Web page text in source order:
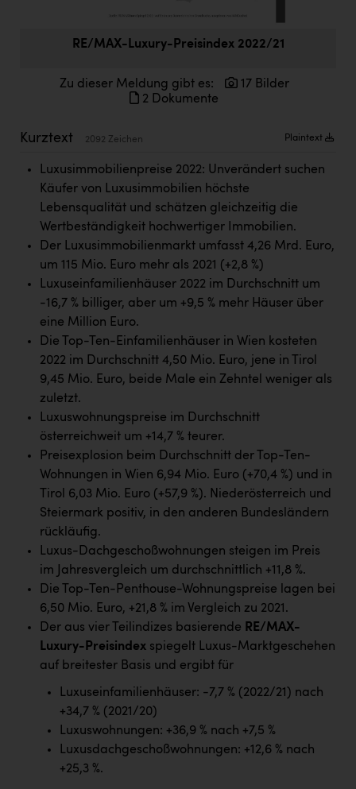
Fristads Austria
IFE Austria GmbH
Immotech
INTERSPAR
INTERSPORT Austria
Jesolo
Jane Goodall Institute Austria
Kärcher
Karin Liedl
KEBA
KIWI Kinderwunsch Institut Dr. Loimer
Kleider Bauer
Kremsmüller Anlagenbau GmbH
Maximarkt
Oldtimer Raststationen und Motorhotels
Österreichischer Kachelofenverband
Orlen
Passage Linz
PÜSPÖK
RE/MAX-Luxury-Preisindex 2022/21
Zu dieser Meldung gibt es:
17 Bilder
2 Dokumente
Kurztext 2092 Zeichen Plaintext
Luxusimmobilienpreise 2022: Unverändert suchen
Käufer von Luxusimmobilien höchste
Lebensqualität und schätzen gleichzeitig die
Wertbeständigkeit hochwertiger Immobilien.
Der Luxusimmobilienmarkt umfasst 4,26 Mrd. Euro,
um 115 Mio. Euro mehr als 2021 (+2,8 %)
Luxuseinfamilienhäuser 2022 im Durchschnitt um
-16,7 % billiger, aber um +9,5 % mehr Häuser über
eine Million Euro.
Die Top-Ten-Einfamilienhäuser in Wien kosteten
2022 im Durchschnitt 4,50 Mio. Euro, jene in Tirol
9,45 Mio. Euro, beide Male ein Zehntel weniger als
zuletzt.
Luxuswohnungspreise im Durchschnitt
österreichweit um +14,7 % teurer.
Preisexplosion beim Durchschnitt der Top-Ten-
Wohnungen in Wien 6,94 Mio. Euro (+70,4 %) und in
Tirol 6,03 Mio. Euro (+57,9 %). Niederösterreich und
Steiermark positiv, in den anderen Bundesländern
rückläufig.
Luxus-Dachgeschoßwohnungen steigen im Preis
im Jahresvergleich um durchschnittlich +11,8 %.
Die Top-Ten-Penthouse-Wohnungspreise lagen bei
6,50 Mio. Euro, +21,8 % im Vergleich zu 2021.
Der aus vier Teilindizes basierende RE/MAX-
Luxury-Preisindex spiegelt Luxus-Marktgeschehen
auf breitester Basis und ergibt für
Luxuseinfamilienhäuser: -7,7 % (2022/21) nach
+34,7 % (2021/20)
Luxuswohnungen: +36,9 % nach +7,5 %
Luxusdachgeschoßwohnungen: +12,6 % nach
+25,3 %.